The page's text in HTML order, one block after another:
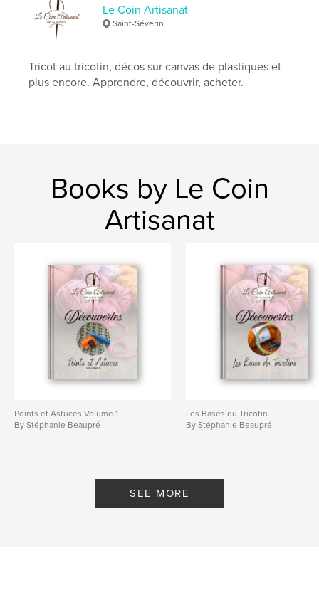
Le Coin Artisanat
Saint-Séverin
Tricot au tricotin, décos sur canvas de plastiques et
plus encore. Apprendre, découvrir, acheter.
Books by Le Coin
Artisanat
Points et Astuces Volume 1
By Stéphanie Beaupré
Les Bases du Tricotin
By Stéphanie Beaupré
SEE MORE